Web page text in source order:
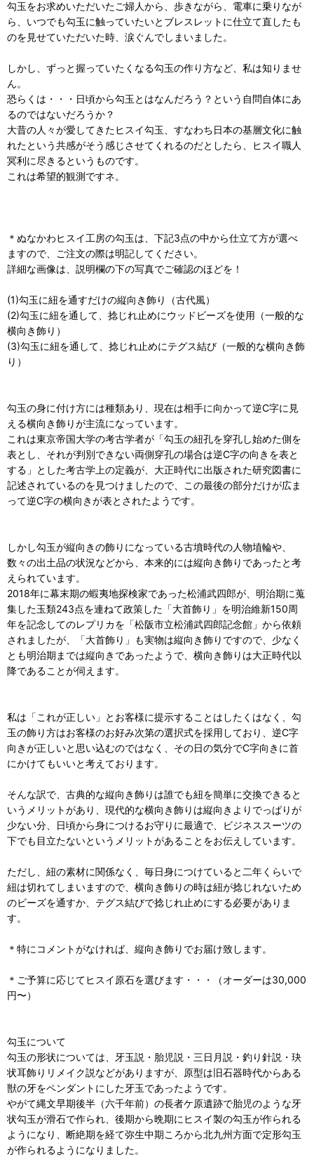
勾玉をお求めいただいたご婦人から、歩きながら、電車に乗りなが
ら、いつでも勾玉に触っていたいとブレスレットに仕立て直したも
のを見せていただいた時、涙ぐんでしまいました。
しかし、ずっと握っていたくなる勾玉の作り方など、私は知りませ
ん。
恐らくは・・・日頃から勾玉とはなんだろう？という自問自体にあ
るのではないだろうか？
大昔の人々が愛してきたヒスイ勾玉、すなわち日本の基層文化に触
れたという共感がそう感じさせてくれるのだとしたら、ヒスイ職人
冥利に尽きるというものです。
これは希望的観測ですネ。
＊ぬなかわヒスイ工房の勾玉は、下記3点の中から仕立て方が選べ
ますので、ご注文の際は明記してください。
詳細な画像は、説明欄の下の写真でご確認のほどを！
(1)勾玉に紐を通すだけの縦向き飾り（古代風）
(2)勾玉に紐を通して、捻じれ止めにウッドビーズを使用（一般的な
横向き飾り）
(3)勾玉に紐を通して、捻じれ止めにテグス結び（一般的な横向き飾
り）
勾玉の身に付け方には種類あり、現在は相手に向かって逆C字に見
える横向き飾りが主流になっています。
これは東京帝国大学の考古学者が「勾玉の紐孔を穿孔し始めた側を
表とし、それが判別できない両側穿孔の場合は逆C字の向きを表と
する」とした考古学上の定義が、大正時代に出版された研究図書に
記述されているのを見つけましたので、この最後の部分だけが広ま
って逆C字の横向きが表とされたようです。
しかし勾玉が縦向きの飾りになっている古墳時代の人物埴輪や、
数々の出土品の状況などから、本来的には縦向き飾りであったと考
えられています。
2018年に幕末期の蝦夷地探検家であった松浦武四郎が、明治期に蒐
集した玉類243点を連ねて政策した「大首飾り」を明治維新150周
年を記念してのレプリカを「松阪市立松浦武四郎記念館」から依頼
されましたが、「大首飾り」も実物は縦向き飾りですので、少なく
とも明治期までは縦向きであったようで、横向き飾りは大正時代以
降であることが伺えます。
私は「これが正しい」とお客様に提示することはしたくはなく、勾
玉の飾り方はお客様のお好み次第の選択式を採用しており、逆C字
向きが正しいと思い込むのではなく、その日の気分でC字向きに首
にかけてもいいと考えております。
そんな訳で、古典的な縦向き飾りは誰でも紐を簡単に交換できると
いうメリットがあり、現代的な横向き飾りは縦向きよりでっぱりが
少ない分、日頃から身につけるお守りに最適で、ビジネススーツの
下でも目立たないというメリットがあることをお伝えしています。
ただし、紐の素材に関係なく、毎日身につけていると二年くらいで
紐は切れてしまいますので、横向き飾りの時は紐が捻じれないため
のビーズを通すか、テグス結びで捻じれ止めにする必要がありま
す。
＊特にコメントがなければ、縦向き飾りでお届け致します。
＊ご予算に応じてヒスイ原石を選びます・・・（オーダーは30,000
円〜）
勾玉について
勾玉の形状については、牙玉説・胎児説・三日月説・釣り針説・玦
状耳飾りリメイク説などがありますが、原型は旧石器時代からある
獣の牙をペンダントにした牙玉であったようです。
やがて縄文早期後半（六千年前）の長者ケ原遺跡で胎児のような牙
状勾玉が滑石で作られ、後期から晩期にヒスイ製の勾玉が作られる
ようになり、断絶期を経て弥生中期ころから北九州方面で定形勾玉
が作られるようになりました。